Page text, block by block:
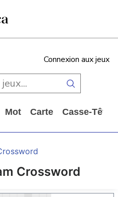
Connexion aux jeux
Mot Carte Casse-Tête
Crossword